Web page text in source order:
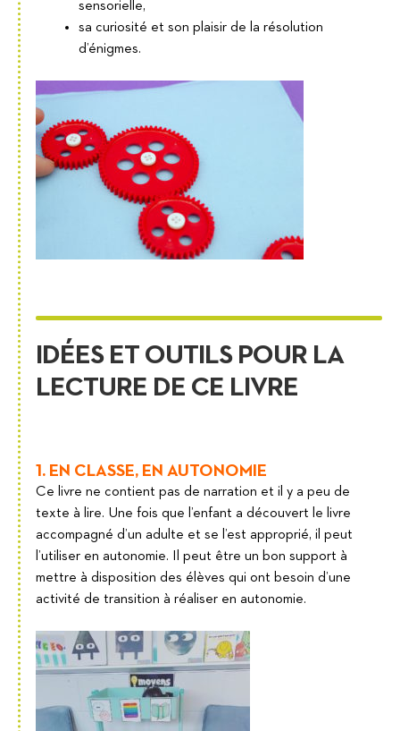
sensorielle,
sa curiosité et son plaisir de la résolution
d’énigmes.
IDÉES ET OUTILS POUR LA
LECTURE DE CE LIVRE
1. EN CLASSE, EN AUTONOMIE
Ce livre ne contient pas de narration et il y a peu de
texte à lire. Une fois que l’enfant a découvert le livre
accompagné d’un adulte et se l’est approprié, il peut
l’utiliser en autonomie. Il peut être un bon support à
mettre à disposition des élèves qui ont besoin d’une
activité de transition à réaliser en autonomie.